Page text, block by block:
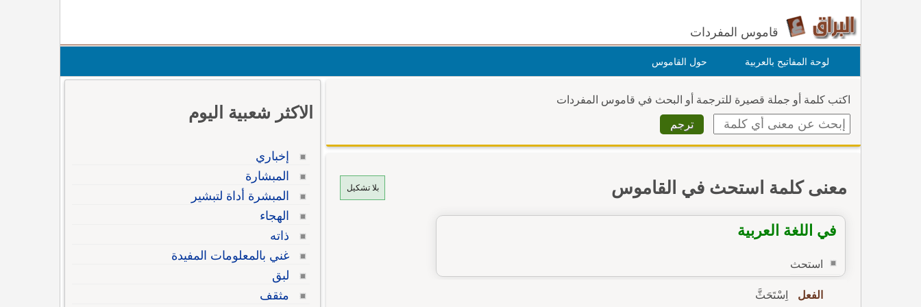
قاموس المفردات
لوحة المفاتيح بالعربية حول القاموس
اكتب كلمة أو جملة قصيرة للترجمة أو البحث في قاموس المفردات
بلا تشكيل معنى كلمة استحث في القاموس
في اللغة العربية
استحث
الفعل اِسْتَحَثَّ
الاكثر شعبية اليوم
إخباري
المبشارة
المبشرة أداة لتبشير
الهجاء
ذاته
غني بالمعلومات المفيدة
لبق
مثقف